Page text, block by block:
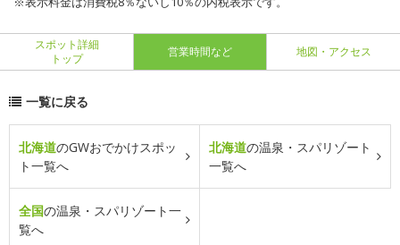
スポット詳細
トップ
営業時間など 地図・アクセス
一覧に戻る
北海道のGWおでかけスポッ
ト一覧へ
北海道の温泉・スパリゾート
一覧へ
全国の温泉・スパリゾート一
覧へ